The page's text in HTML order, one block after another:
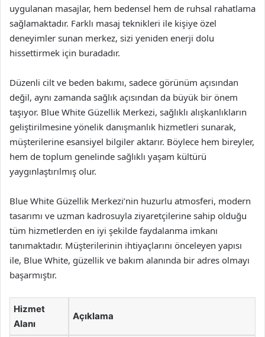
uygulanan masajlar, hem bedensel hem de ruhsal rahatlama
sağlamaktadır. Farklı masaj teknikleri ile kişiye özel
deneyimler sunan merkez, sizi yeniden enerji dolu
hissettirmek için buradadır.
Düzenli cilt ve beden bakımı, sadece görünüm açısından
değil, aynı zamanda sağlık açısından da büyük bir önem
taşıyor. Blue White Güzellik Merkezi, sağlıklı alışkanlıkların
geliştirilmesine yönelik danışmanlık hizmetleri sunarak,
müşterilerine esansiyel bilgiler aktarır. Böylece hem bireyler,
hem de toplum genelinde sağlıklı yaşam kültürü
yaygınlaştırılmış olur.
Blue White Güzellik Merkezi’nin huzurlu atmosferi, modern
tasarımı ve uzman kadrosuyla ziyaretçilerine sahip olduğu
tüm hizmetlerden en iyi şekilde faydalanma imkanı
tanımaktadır. Müşterilerinin ihtiyaçlarını önceleyen yapısı
ile, Blue White, güzellik ve bakım alanında bir adres olmayı
başarmıştır.
Hizmet
Alanı
Açıklama